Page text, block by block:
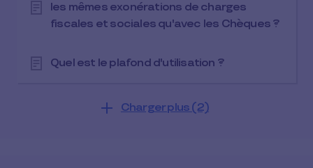
les mêmes exonérations de charges
fiscales et sociales qu'avec les Chèques ?
Quel est le plafond d'utilisation ?
Charger plus (2)